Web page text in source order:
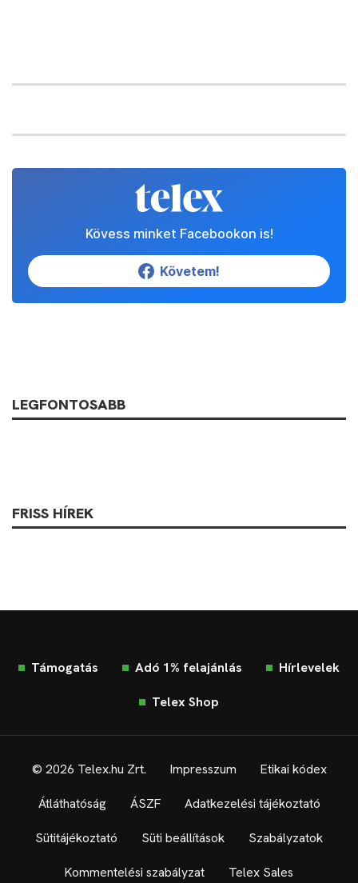
Kövess minket Facebookon is!
Követem!
LEGFONTOSABB
FRISS HÍREK
Támogatás Adó 1% felajánlás Hírlevelek
Telex Shop
© 2026 Telex.hu Zrt. Impresszum Etikai kódex
Átláthatóság ÁSZF Adatkezelési tájékoztató
Sütitájékoztató Süti beállítások Szabályzatok
Kommentelési szabályzat Telex Sales